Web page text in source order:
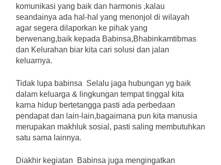
komunikasi yang baik dan harmonis ,kalau
seandainya ada hal-hal yang menonjol di wilayah
agar segera dilaporkan ke pihak yang
berwenang,baik kepada Babinsa,Bhabinkamtibmas
dan Kelurahan biar kita cari solusi dan jalan
keluarnya.
Tidak lupa babinsa Selalu jaga hubungan yg baik
dalam keluarga & lingkungan tempat tinggal kita
karna hidup bertetangga pasti ada perbedaan
pendapat dan lain-lain,bagaimana pun kita manusia
merupakan makhluk sosial, pasti saling membutuhkan
satu sama lainnya.
Diakhir kegiatan Babinsa juga mengingatkan